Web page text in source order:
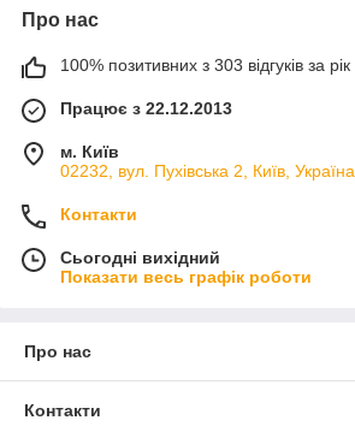
Про нас
100% позитивних з 303 відгуків за рік
Працює з 22.12.2013
м. Київ
02232, вул. Пухівська 2, Київ, Україна
Контакти
Сьогодні вихідний
Показати весь графік роботи
Про нас
Контакти